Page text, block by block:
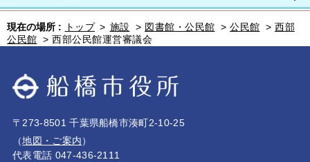
現在の場所 : トップ > 施設 > 図書館・公民館 > 公民館 > 西部
公民館 > 西部公民館運営審議会
〒273-8501 千葉県船橋市湊町2-10-25
（地図・ご案内）
代表電話 047-436-2111